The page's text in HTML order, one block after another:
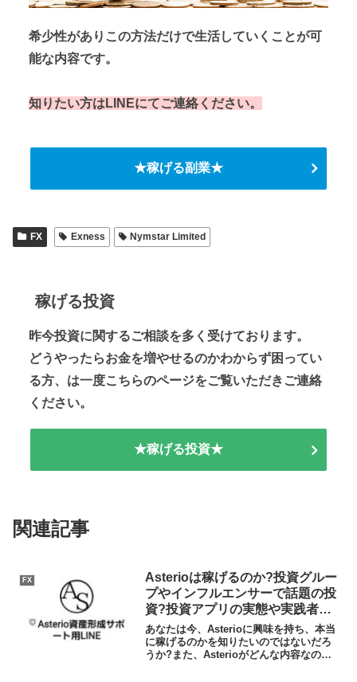
希少性がありこの方法だけで生活していくことが可
能な内容です。
知りたい方はLINEにてご連絡ください。
★稼げる副業★
FX Exness Nymstar Limited
稼げる投資
昨今投資に関するご相談を多く受けております。
どうやったらお金を増やせるのかわからず困ってい
る方、は一度こちらのページをご覧いただきご連絡
ください。
★稼げる投資★
関連記事
FX
Asterioは稼げるのか?投資グルー
プやインフルエンサーで話題の投
資?投資アプリの実態や実践者の
声、口コミや評判を調査しました
あなたは今、Asterioに興味を持ち、本当
に稼げるのかを知りたいのではないだろ
うか?また、Asterioがどんな内容なのか